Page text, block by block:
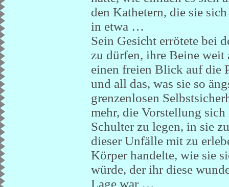
den Kathetern, die sie
in etwa …
Sein Gesicht errötete bei
zu dürfen, ihre Beine weit
einen freien Blick auf die
und all das, was sie so
grenzenlosen
mehr, die Vorstellung
Schulter zu legen, in sie
dieser Unfälle mit zu
Körper handelte, wie sie
würde, der ihr diese
Lage war …